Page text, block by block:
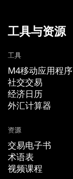
工具与资源
工具
M4移动应用程序
社交交易
经济日历
外汇计算器
资源
交易电子书
术语表
视频课程